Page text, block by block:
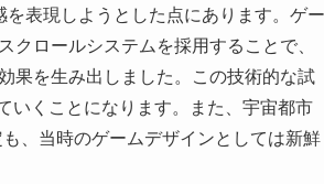
表現しようとした点にあります。ゲー
クロールシステムを採用することで、
果を生み出しました。この技術的な試
いくことになります。また、宇宙都市
、当時のゲームデザインとしては新鮮